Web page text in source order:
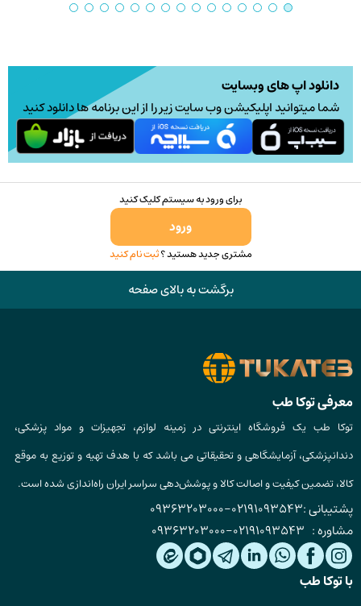
دانلود اپ های وبسایت
شما میتوانید اپلیکیشن وب سایت زیر را از این برنامه ها دانلود کنید
برای ورود به سیستم کلیک کنید
ورود
مشتری جدید هستید ؟ثبت نام کنید
برگشت به بالای صفحه
معرفی توکا طب
توکا طب یک فروشگاه اینترنتی در زمینه لوازم، تجهیزات و مواد پزشکی،
دندانپزشکی، آزمایشگاهی و تحقیقاتی می باشد که با هدف تهیه و توزیع به موقع
کالا، تضمین کیفیت و اصالت کالا و پوشش‌دهی سراسر ایران راه‌اندازی شده است.
پشتیبانی :02191093543
-
09363203000
مشاوره : 02191093543
-
09363203000
با توکا طب